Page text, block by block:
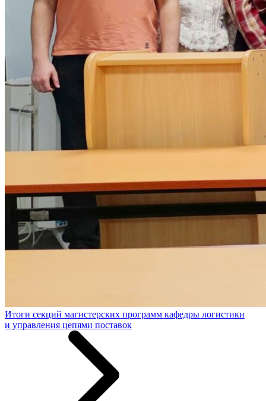
Итоги секций магистерских программ кафедры логистики
и управления цепями поставок